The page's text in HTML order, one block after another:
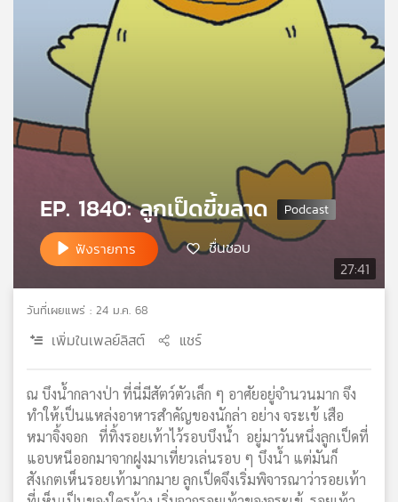
กิจกรรม
เกี่ยว
กับ
เครือ
ไทย
แผนที่
วิทยุ
เครือ
ข่าย
27:41
EP. 1840: ลูกเป็ดขี้ขลาด
ฟังรายการ ชื่นชอบ
วันที่เผยแพร่ : 24 ม.ค. 68
เพิ่มในเพลย์ลิสต์ แชร์
ณ บึงน้ำกลางป่า ที่นี่มีสัตว์ตัวเล็ก ๆ อาศัยอยู่จำนวนมาก จึง
ทำให้เป็นแหล่งอาหารสำคัญของนักล่า อย่าง จระเข้ เสือ
หมาจิ้งจอก ที่ทิ้งรอยเท้าไว้รอบบึงน้ำ อยู่มาวันหนึ่งลูกเป็ดที่
แอบหนีออกมาจากฝูงมาเที่ยวเล่นรอบ ๆ บึงน้ำ แต่มันก็
สังเกตเห็นรอยเท้ามากมาย ลูกเป็ดจึงเริ่มพิจารณาว่ารอยเท้า